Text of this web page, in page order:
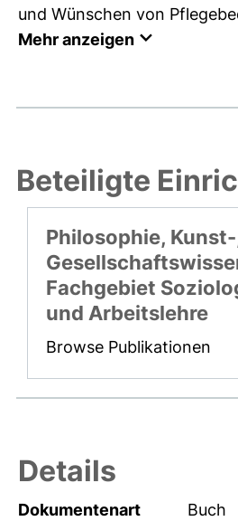
und Wünschen von
Mehr anzeigen
Beteiligte
Philosophie,
Fachgebiet
und Arbeitslehre
Browse Publikationen
Details
Dokumentenart
Buch